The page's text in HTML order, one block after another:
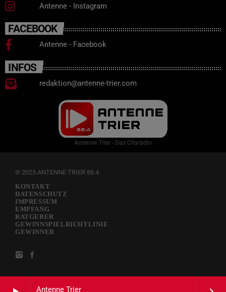
Antenne Trier
Antenne - Instagram
FACEBOOK
Antenne - Facebook
INFOS
redaktion@antenne-trier.com
Antenne Trier - Das Cityradio
© 2025 ANTENNE TRIER 88.4
KONTAKT
DATENSCHUTZ
IMPRESSUM
EMPFANG
RATGEBER
GEWINNSPIELRICHTLINIE
GEWINNER